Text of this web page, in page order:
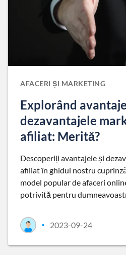
AFACERI ȘI MARKETING
Explorând
dezavantajele
afiliat: Merită?
Descoperiți avantajele și
afiliat în ghidul nostru
model popular de afaceri
potrivită pentru
• 2023-09-24